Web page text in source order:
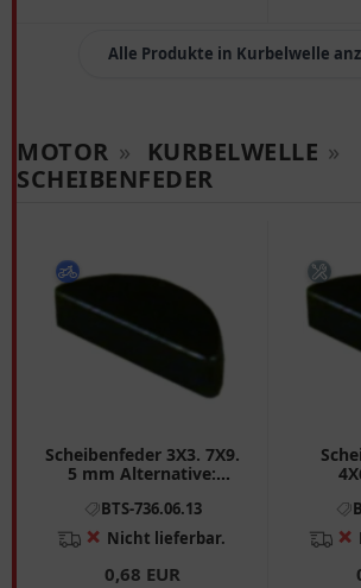
Alle Produkte in Kurbelwelle
MOTOR » KURBELWELLE »
SCHEIBENFEDER
Scheibenfeder 3X3. 7X9.
5 mm Alternative:
Rieju MRT, RS - 3, Spike
BTS-736.06.13
❌ Nicht lieferbar.
0,68 EUR
❌